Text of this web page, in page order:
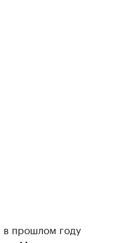
в прошлом году